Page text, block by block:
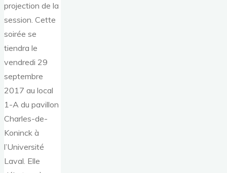
projection de la
session. Cette
soirée se
tiendra le
vendredi 29
septembre
2017 au local
1-A du pavillon
Charles-de-
Koninck à
l’Université
Laval. Elle